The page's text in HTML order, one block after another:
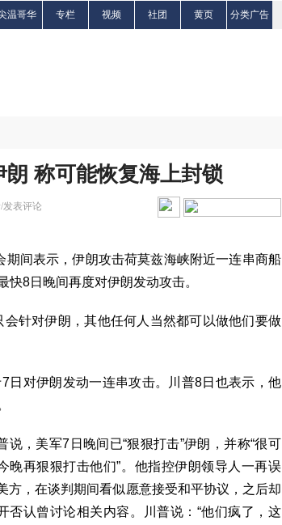
温哥华 专栏 视频 社团 黄页 分类广告
称可能恢复海上封锁
发表评论
间表示，伊朗攻击荷莫兹海峡附近一连串商船
8日晚间再度对伊朗发动攻击。
针对伊朗，其他任何人当然都可以做他们要做
日对伊朗发动一连串攻击。川普8日也表示，他
说，美军7日晚间已“狠狠打击”伊朗，并称“很可
晚再狠狠打击他们”。他指控伊朗领导人一再误
方，在谈判期间看似愿意接受和平协议，之后却
否认曾讨论相关内容。川普说：“他们疯了，这